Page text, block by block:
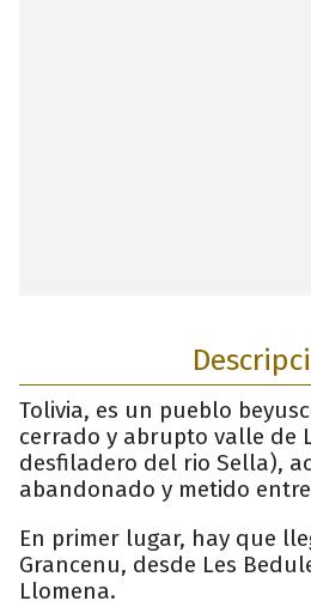
Tolivia, es un pueblo
cerrado y abrupto valle de
desfiladero del rio Sella),
abandonado y metido
En primer lugar, hay que
Grancenu, desde Les
Llomena.